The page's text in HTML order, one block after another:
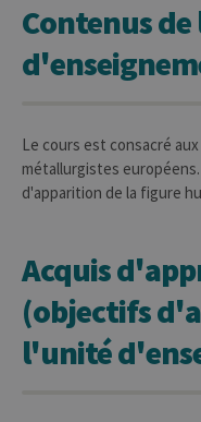
Contenus
Le cours est consacré
métallurgistes
d'apparition de la figure
Acquis
(objectifs
l'unité